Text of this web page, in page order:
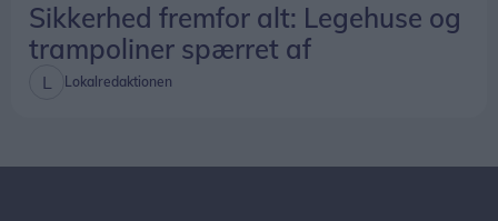
Sikkerhed fremfor alt: Legehuse og
trampoliner spærret af
Lokalredaktionen